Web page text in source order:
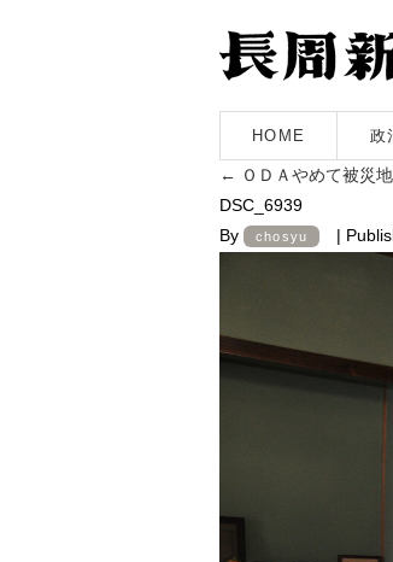
HOME 政
← ＯＤＡやめて被災
DSC_6939
By
chosyu |